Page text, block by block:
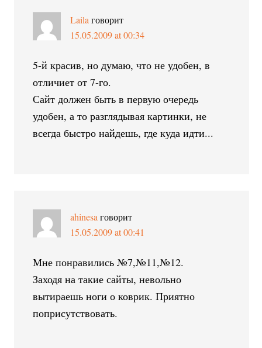
Laila говорит
15.05.2009 at 00:34
5-й красив, но думаю, что не удобен, в
отличиет от 7-го.
Сайт должен быть в первую очередь
удобен, а то разглядывая картинки, не
всегда быстро найдешь, где куда идти...
ahinesa говорит
15.05.2009 at 00:41
Мне понравились №7,№11,№12.
Заходя на такие сайты, невольно
вытираешь ноги о коврик. Приятно
поприсутствовать.